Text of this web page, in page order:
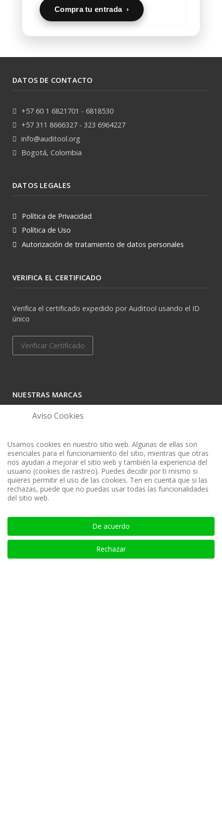
Compra tu entrada ›
DATOS DE CONTACTO
+57 60 1 6821701 - 6818530
+57 311 8666327 - 323 6964227
info@auditool.org
Bogotá, Colombia
DATOS LEGALES
Política de Privacidad
Política de Uso
Autorización de tratamiento de datos personales
VERIFICA EL CERTIFICADO
Verifica el certificado expedido por Auditool usando el ID
único
Verificar Certificado
NUESTRAS MARCAS
BIBLIOTECA AUDITOOL - ISSN: 2665-1696 y 2665-3508
Aviso Cookies
Usamos cookies en nuestro sitio web. Algunas de ellas son
esenciales para el funcionamiento del sitio, mientras que otras
nos ayudan a mejorar el sitio web y también la experiencia del
usuario (cookies de rastreo). Puedes decidir por ti mismo si
quieres permitir el uso de las cookies. Ten en cuenta que si las
rechazas, puede que no puedas usar todas las funcionalidades
del sitio web.
De acuerdo
Rechazar